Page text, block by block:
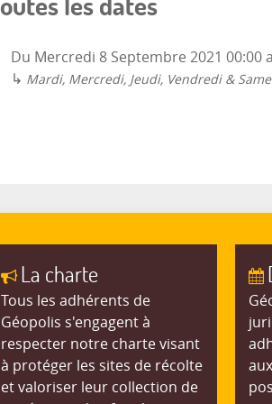
Du Mercredi 8 Septembre 2021 00:00
↳ Mardi, Mercredi, Jeudi, Vendredi &
La charte
Tous les adhérents de
Géopolis s'engagent à
respecter notre charte visant
à protéger les sites de récolte
et valoriser leur collection de